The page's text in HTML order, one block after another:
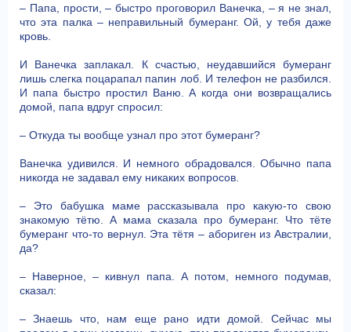
– Папа, прости, – быстро проговорил Ванечка, – я не знал,
что эта палка – неправильный бумеранг. Ой, у тебя даже
кровь.
И Ванечка заплакал. К счастью, неудавшийся бумеранг
лишь слегка поцарапал папин лоб. И телефон не разбился.
И папа быстро простил Ваню. А когда они возвращались
домой, папа вдруг спросил:
– Откуда ты вообще узнал про этот бумеранг?
Ванечка удивился. И немного обрадовался. Обычно папа
никогда не задавал ему никаких вопросов.
– Это бабушка маме рассказывала про какую-то свою
знакомую тётю. А мама сказала про бумеранг. Что тёте
бумеранг что-то вернул. Эта тётя – абориген из Австралии,
да?
– Наверное, – кивнул папа. А потом, немного подумав,
сказал:
– Знаешь что, нам еще рано идти домой. Сейчас мы